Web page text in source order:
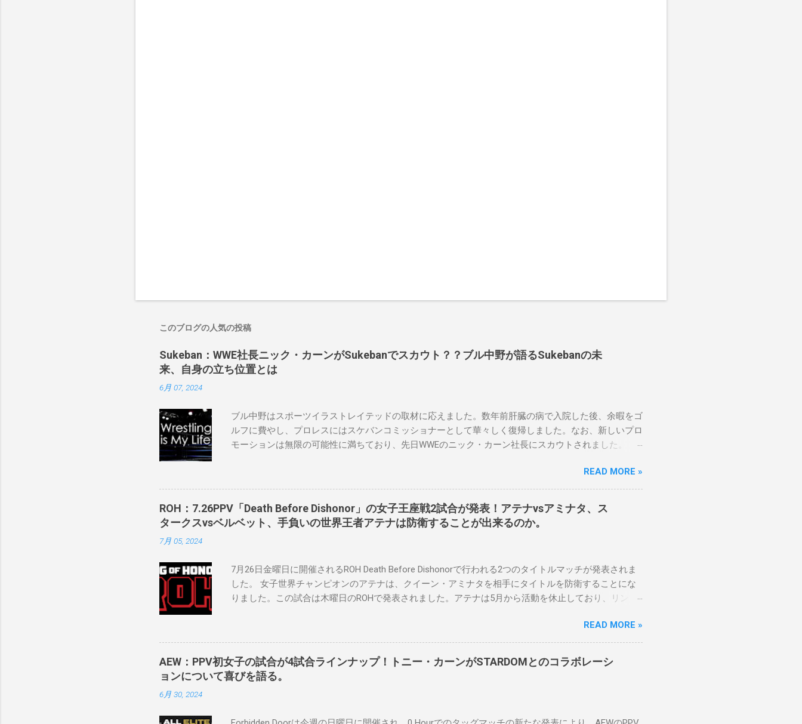
このブログの人気の投稿
Sukeban：WWE社長ニック・カーンがSukebanでスカウト？？ブル中野が語るSukebanの未
来、自身の立ち位置とは
6月 07, 2024
ブル中野はスポーツイラストレイテッドの取材に応えました。数年前肝臓の病で入院した後、余暇をゴ
ルフに費やし、プロレスにはスケバンコミッショナーとして華々しく復帰しました。なお、新しいプロ
モーションは無限の可能性に満ちており、先日WWEのニック・カーン社長にスカウトされました。
の過去、現在、未来をリング上で見ることができることです。何十年も前のスケバン生活を認め、ベテ
ランのレスラーと若手レスラーが一緒になって最高のショーをするのが好きです。」 彼女は今、スケ
バンで重要な役割を果たしています。 「今活躍している選手をとても誇りに思い、応援しています。
私の好きなレスラー、一番気になるレスラーはスケバンのレスラーばかりです。私は彼らを私の子供の
ように考えている」。 スケバンの最新のショーは5月末に行われました。日本の女子プロレスリーグが
にタイトル防衛に成功しました。 「スケバンレスラーには無限の可能性を感じます。若くて才能のあ
る力士がたくさんいます。今後もスケバンがどこまで行くのか、コミッショナーとして見守っていきた
いと思います。」 Sports illustrated
READ MORE »
ROH：7.26PPV「Death Before Dishonor」の女子王座戦2試合が発表！アテナvsアミナタ、ス
タークスvsベルベット、手負いの世界王者アテナは防衛することが出来るのか。
7月 05, 2024
7月26日金曜日に開催されるROH Death Before Dishonorで行われる2つのタイトルマッチが発表されま
した。 女子世界チャンピオンのアテナは、クイーン・アミナタを相手にタイトルを防衛することにな
りました。この試合は木曜日のROHで発表されました。アテナは5月から活動を休止しており、リング
怪我の恐怖に苦しみましたが、それはストーリーの中で誇張されています。 アテナの「手先」ビリ
ー・スタークスもDeath Before Dishonorでタイトルを防衛します。PPVでレッド・ベルベッドを相手に
ROH Women's TV 王座の防衛戦を行います。 木曜日の放送では、リー・モリアーティーがROH Pure
Championship Proving Groundの試合でウィーラー・ユータとタイムリミットで引き分けたので、チャ
ンピオンシップへのチャンスを手に入れましたが、まだPPVでは公式に発表されていません。
READ MORE »
AEW：PPV初女子の試合が4試合ラインナップ！トニー・カーンがSTARDOMとのコラボレーシ
ョンについて喜びを語る。
6月 30, 2024